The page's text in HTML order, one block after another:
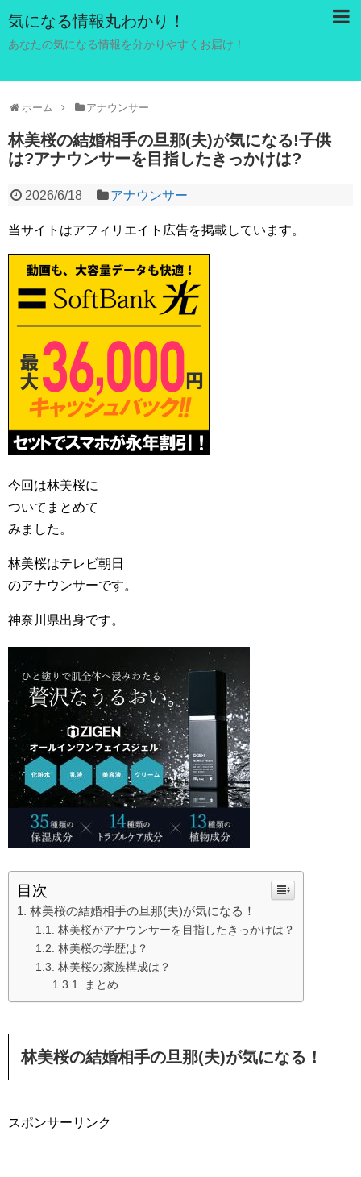
気になる情報丸わかり！
あなたの気になる情報を分かりやすくお届け！
ホーム アナウンサー
林美桜の結婚相手の旦那(夫)が気になる!子供
は?アナウンサーを目指したきっかけは?
2026/6/18 アナウンサー
当サイトはアフィリエイト広告を掲載しています。
今回は林美桜に
ついてまとめて
みました。
林美桜はテレビ朝日
のアナウンサーです。
神奈川県出身です。
目次
林美桜の結婚相手の旦那(夫)が気になる！
林美桜がアナウンサーを目指したきっかけは？
林美桜の学歴は？
林美桜の家族構成は？
まとめ
林美桜の結婚相手の旦那(夫)が気になる！
スポンサーリンク